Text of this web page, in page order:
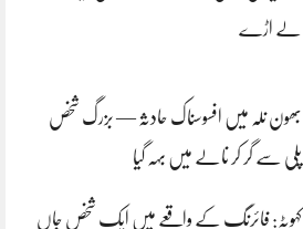
لے اڑے
بھون نلہ میں افسوسناک حادثہ — بزرگ شخص
پلی سے گر کر نالے میں بہہ گیا
کہوٹہ: فائرنگ کے واقعے میں ایک شخص جاں